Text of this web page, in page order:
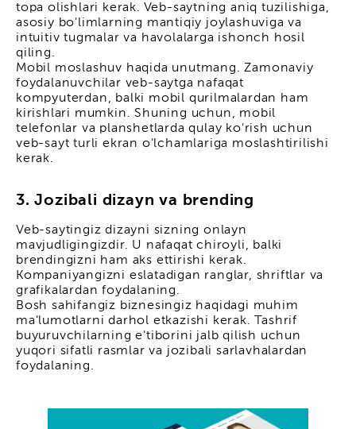
topa olishlari kerak. Veb-saytning aniq tuzilishiga,
asosiy bo'limlarning mantiqiy joylashuviga va
intuitiv tugmalar va havolalarga ishonch hosil
qiling.
Mobil moslashuv haqida unutmang. Zamonaviy
foydalanuvchilar veb-saytga nafaqat
kompyuterdan, balki mobil qurilmalardan ham
kirishlari mumkin. Shuning uchun, mobil
telefonlar va planshetlarda qulay ko'rish uchun
veb-sayt turli ekran o'lchamlariga moslashtirilishi
kerak.
3. Jozibali dizayn va brending
Veb-saytingiz dizayni sizning onlayn
mavjudligingizdir. U nafaqat chiroyli, balki
brendingizni ham aks ettirishi kerak.
Kompaniyangizni eslatadigan ranglar, shriftlar va
grafikalardan foydalaning.
Bosh sahifangiz biznesingiz haqidagi muhim
ma'lumotlarni darhol etkazishi kerak. Tashrif
buyuruvchilarning e'tiborini jalb qilish uchun
yuqori sifatli rasmlar va jozibali sarlavhalardan
foydalaning.